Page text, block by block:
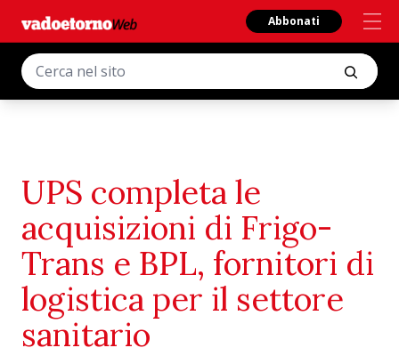
Abbonati
UPS completa le
acquisizioni di Frigo-
Trans e BPL, fornitori di
logistica per il settore
sanitario